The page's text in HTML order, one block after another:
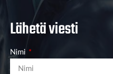
Lähetä viesti
Nimi